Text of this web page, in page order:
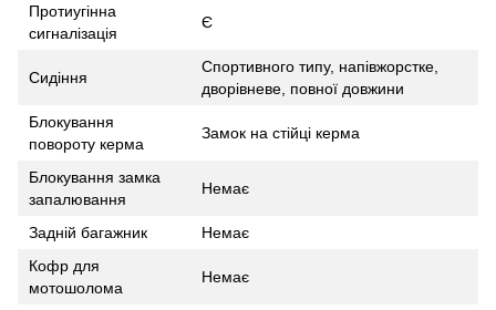
Протиугінна
сигналізація
Є
Сидіння
Спортивного типу, напівжорстке,
дворівневе, повної довжини
Блокування
повороту керма
Замок на стійці керма
Блокування замка
запалювання
Немає
Задній багажник
Немає
Кофр для
мотошолома
Немає